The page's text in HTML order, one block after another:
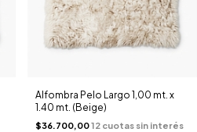
Alfombra Pelo Largo 1,00 mt. x
1.40 mt. (Beige)
$36.700,00